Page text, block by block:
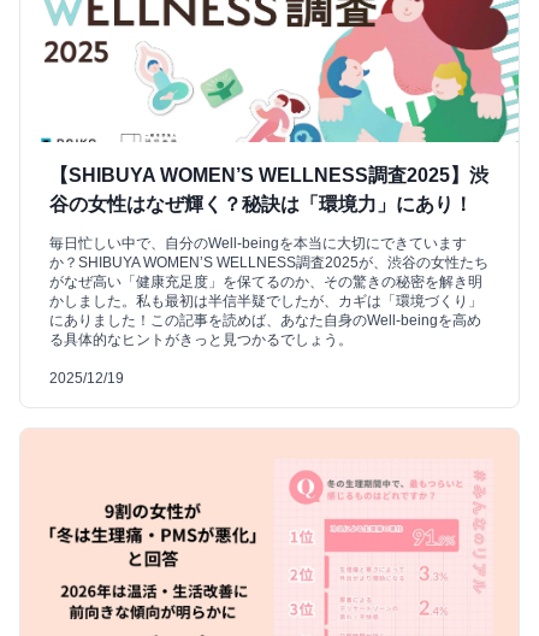
【SHIBUYA WOMEN’S WELLNESS調査2025】渋
谷の女性はなぜ輝く？秘訣は「環境力」にあり！
毎日忙しい中で、自分のWell-beingを本当に大切にできています
か？SHIBUYA WOMEN’S WELLNESS調査2025が、渋谷の女性たち
がなぜ高い「健康充足度」を保てるのか、その驚きの秘密を解き明
かしました。私も最初は半信半疑でしたが、カギは「環境づくり」
にありました！この記事を読めば、あなた自身のWell-beingを高め
る具体的なヒントがきっと見つかるでしょう。
2025/12/19